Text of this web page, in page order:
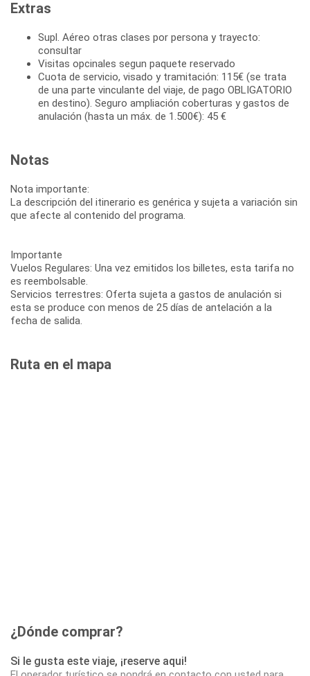
Extras
Supl. Aéreo otras clases por persona y trayecto:
consultar
Visitas opcinales segun paquete reservado
Cuota de servicio, visado y tramitación: 115€ (se trata
de una parte vinculante del viaje, de pago OBLIGATORIO
en destino). Seguro ampliación coberturas y gastos de
anulación (hasta un máx. de 1.500€): 45 €
Notas
Nota importante:
La descripción del itinerario es genérica y sujeta a variación sin
que afecte al contenido del programa.
Importante
Vuelos Regulares: Una vez emitidos los billetes, esta tarifa no
es reembolsable.
Servicios terrestres: Oferta sujeta a gastos de anulación si
esta se produce con menos de 25 días de antelación a la
fecha de salida.
Ruta en el mapa
¿Dónde comprar?
Si le gusta este viaje, ¡reserve aqui!